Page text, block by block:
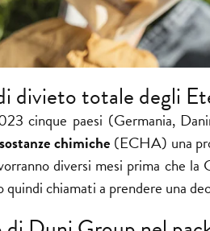
divieto totale degli
cinque paesi (Germania,
chimiche(ECHA) una
diversi mesi prima che
quindi chiamati a prendere una